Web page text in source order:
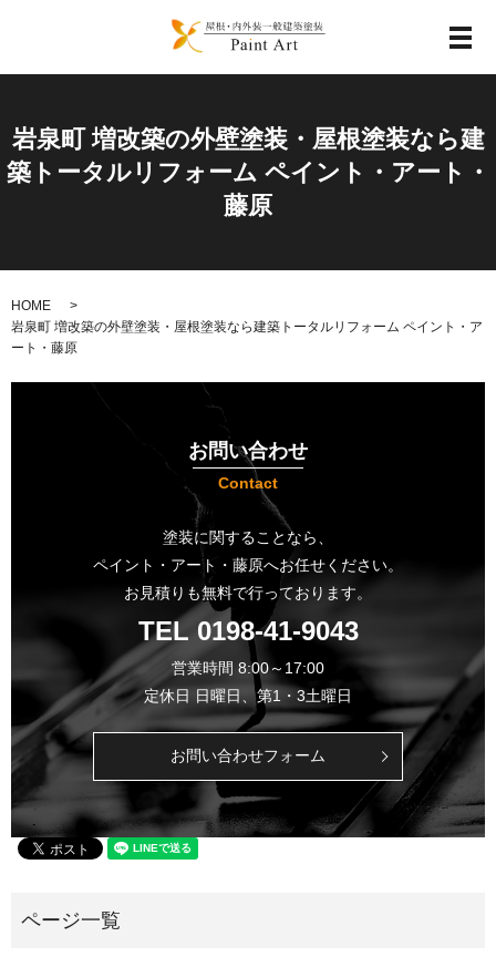
メ
岩泉町 増改築の外壁塗装・屋根塗装なら建
築トータルリフォーム ペイント・アート・
藤原
HOME
岩泉町 増改築の外壁塗装・屋根塗装なら建築トータルリフォーム ペイント・ア
ート・藤原
お問い合わせ
Contact
塗装に関することなら、
ペイント・アート・藤原へお任せください。
お見積りも無料で行っております。
TEL 0198-41-9043
営業時間 8:00～17:00
定休日 日曜日、第1・3土曜日
お問い合わせフォーム